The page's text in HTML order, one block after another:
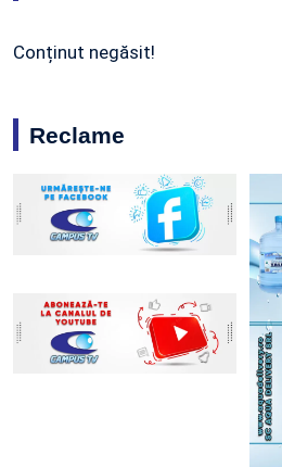
Conținut negăsit!
Reclame